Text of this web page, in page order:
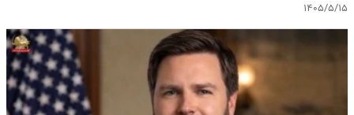
۱۴۰۵/۵/۱۵